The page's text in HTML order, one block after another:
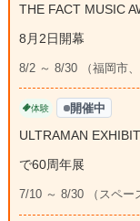
THE FACT MUSIC
8月2日開幕
8/2 ～ 8/30 （福岡市、
体験 開催中
ULTRAMAN
で60周年展
7/10 ～ 8/30 （スペー